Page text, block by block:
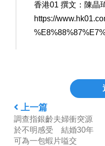
香港01 撰文： 陳晶
https://
上一篇
調查指銀齡夫婦衝突源
於不明感受 結婚30年
可為一包蝦片嗌交